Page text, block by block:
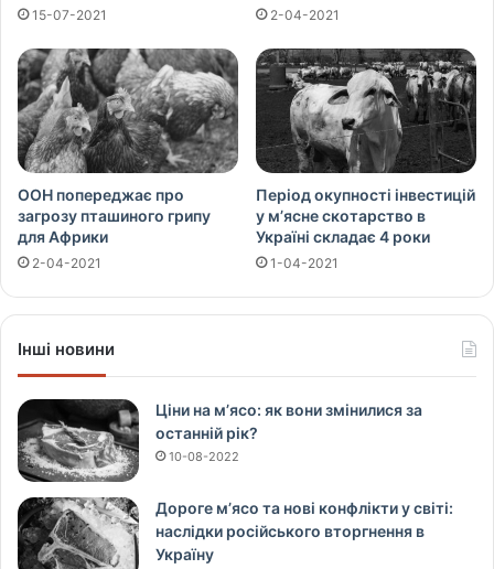
15-07-2021 2-04-2021
ООН попереджає про
загрозу пташиного грипу
для Африки
2-04-2021
Період окупності інвестицій
у м’ясне скотарство в
Україні складає 4 роки
1-04-2021
Інші новини
Ціни на м’ясо: як вони змінилися за
останній рік?
10-08-2022
Дороге м’ясо та нові конфлікти у світі:
наслідки російського вторгнення в
Україну